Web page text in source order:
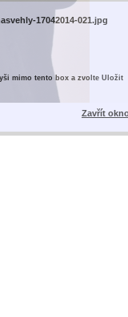
17042014-021.jpg
mimo tento box a zvolte Uložit
Zavřít